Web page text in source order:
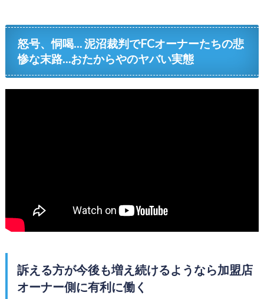
怒号、恫喝… 泥沼裁判でFCオーナーたちの悲
惨な末路…おたからやのヤバい実態
訴える方が今後も増え続けるようなら加盟店
オーナー側に有利に働く